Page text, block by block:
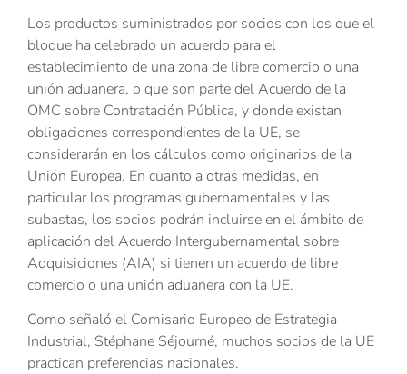
Los productos suministrados por socios con los que el
bloque ha celebrado un acuerdo para el
establecimiento de una zona de libre comercio o una
unión aduanera, o que son parte del Acuerdo de la
OMC sobre Contratación Pública, y donde existan
obligaciones correspondientes de la UE, se
considerarán en los cálculos como originarios de la
Unión Europea. En cuanto a otras medidas, en
particular los programas gubernamentales y las
subastas, los socios podrán incluirse en el ámbito de
aplicación del Acuerdo Intergubernamental sobre
Adquisiciones (AIA) si tienen un acuerdo de libre
comercio o una unión aduanera con la UE.
Como señaló el Comisario Europeo de Estrategia
Industrial, Stéphane Séjourné, muchos socios de la UE
practican preferencias nacionales.